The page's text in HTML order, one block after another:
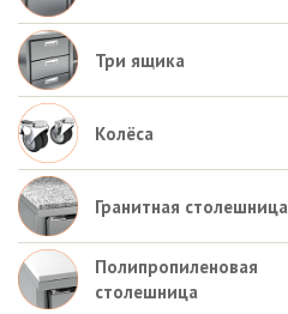
Три ящика
Колёса
Гранитная столешница
Полипропиленовая
столешница